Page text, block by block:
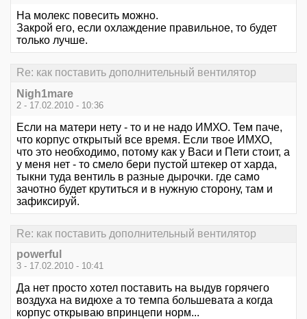
На молекс повесить можно.
Закрой его, если охлаждение правильное, то будет
только лучше.
Re: как поставить дополнительный вентилятор
Nigh1mare
2 - 17.02.2010 - 10:36
Если на матери нету - то и не надо ИМХО. Тем паче,
что корпус открытый все время. Если твое ИМХО,
что это необходимо, потому как у Васи и Пети стоит, а
у меня нет - то смело бери пустой штекер от харда,
тыкни туда вентиль в разные дырочки. где само
зачотно будет крутиться и в нужную сторону, там и
зафиксируй.
Re: как поставить дополнительный вентилятор
powerful
3 - 17.02.2010 - 10:41
Да нет просто хотел поставить на выдув горячего
воздуха на видюхе а то темпа большевата а когда
корпус открываю впринцепи норм...